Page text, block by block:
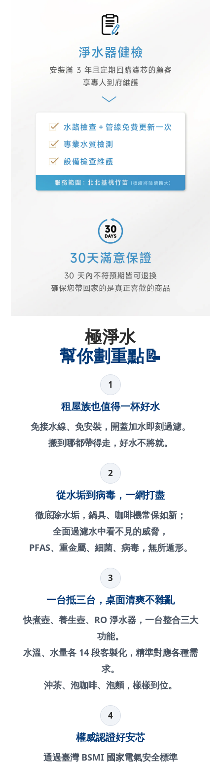
極淨水
幫你劃重點📝
1
租屋族也值得一杯好水
免接水線、免安裝，開蓋加水即刻過濾。
搬到哪都帶得走，好水不將就。
2
從水垢到病毒，一網打盡
徹底除水垢，鍋具、咖啡機常保如新；
全面過濾水中看不見的威脅，
PFAS、重金屬、細菌、病毒，無所遁形。
3
一台抵三台，桌面清爽不雜亂
快煮壺、養生壺、RO 淨水器，一台整合三大
功能。
水溫、水量各 14 段客製化，精準對應各種需
求。
沖茶、泡咖啡、泡麵，樣樣到位。
4
權威認證好安芯
通過臺灣 BSMI 國家電氣安全標準